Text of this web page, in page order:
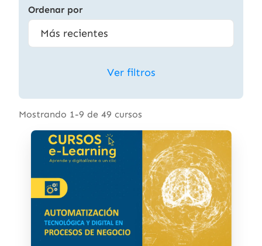
Ordenar por
Ver filtros
Mostrando 1-9 de 49 cursos